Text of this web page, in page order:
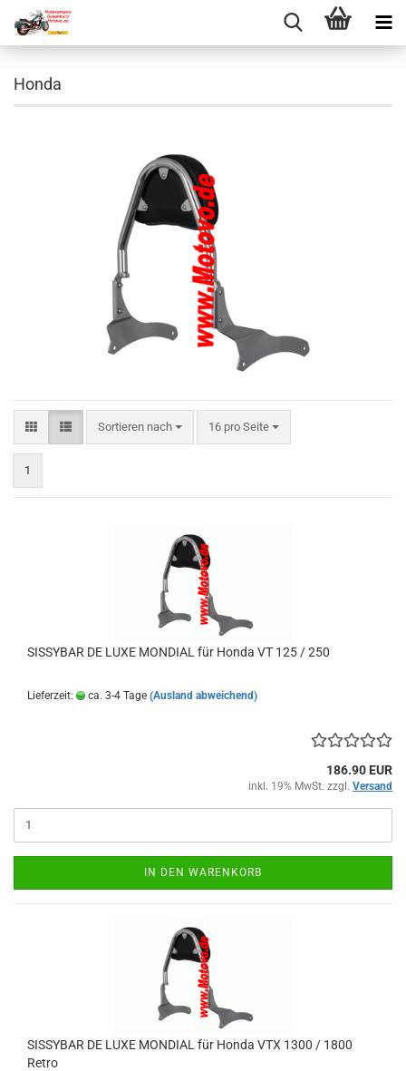
Honda
Sortieren nach
Sortieren nach 16 pro Seite
pro Seite
1
SISSYBAR DE LUXE MONDIAL für Honda VT 125 / 250
Lieferzeit: ca. 3-4 Tage (Ausland abweichend)
186.90 EUR
inkl. 19% MwSt. zzgl. Versand
IN DEN WARENKORB
SISSYBAR DE LUXE MONDIAL für Honda VTX 1300 / 1800
Retro